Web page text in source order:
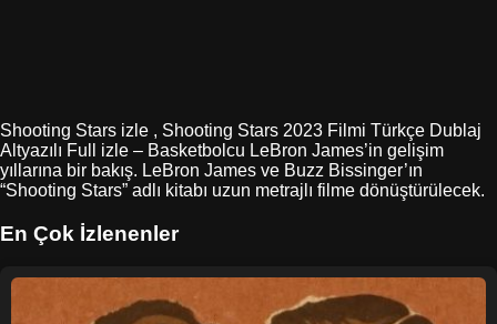
Shooting Stars izle , Shooting Stars 2023 Filmi Türkçe Dublaj
Altyazılı Full izle – Basketbolcu LeBron James’in gelişim
yıllarına bir bakış. LeBron James ve Buzz Bissinger’ın
“Shooting Stars” adlı kitabı uzun metrajlı filme dönüştürülecek.
En Çok İzlenenler